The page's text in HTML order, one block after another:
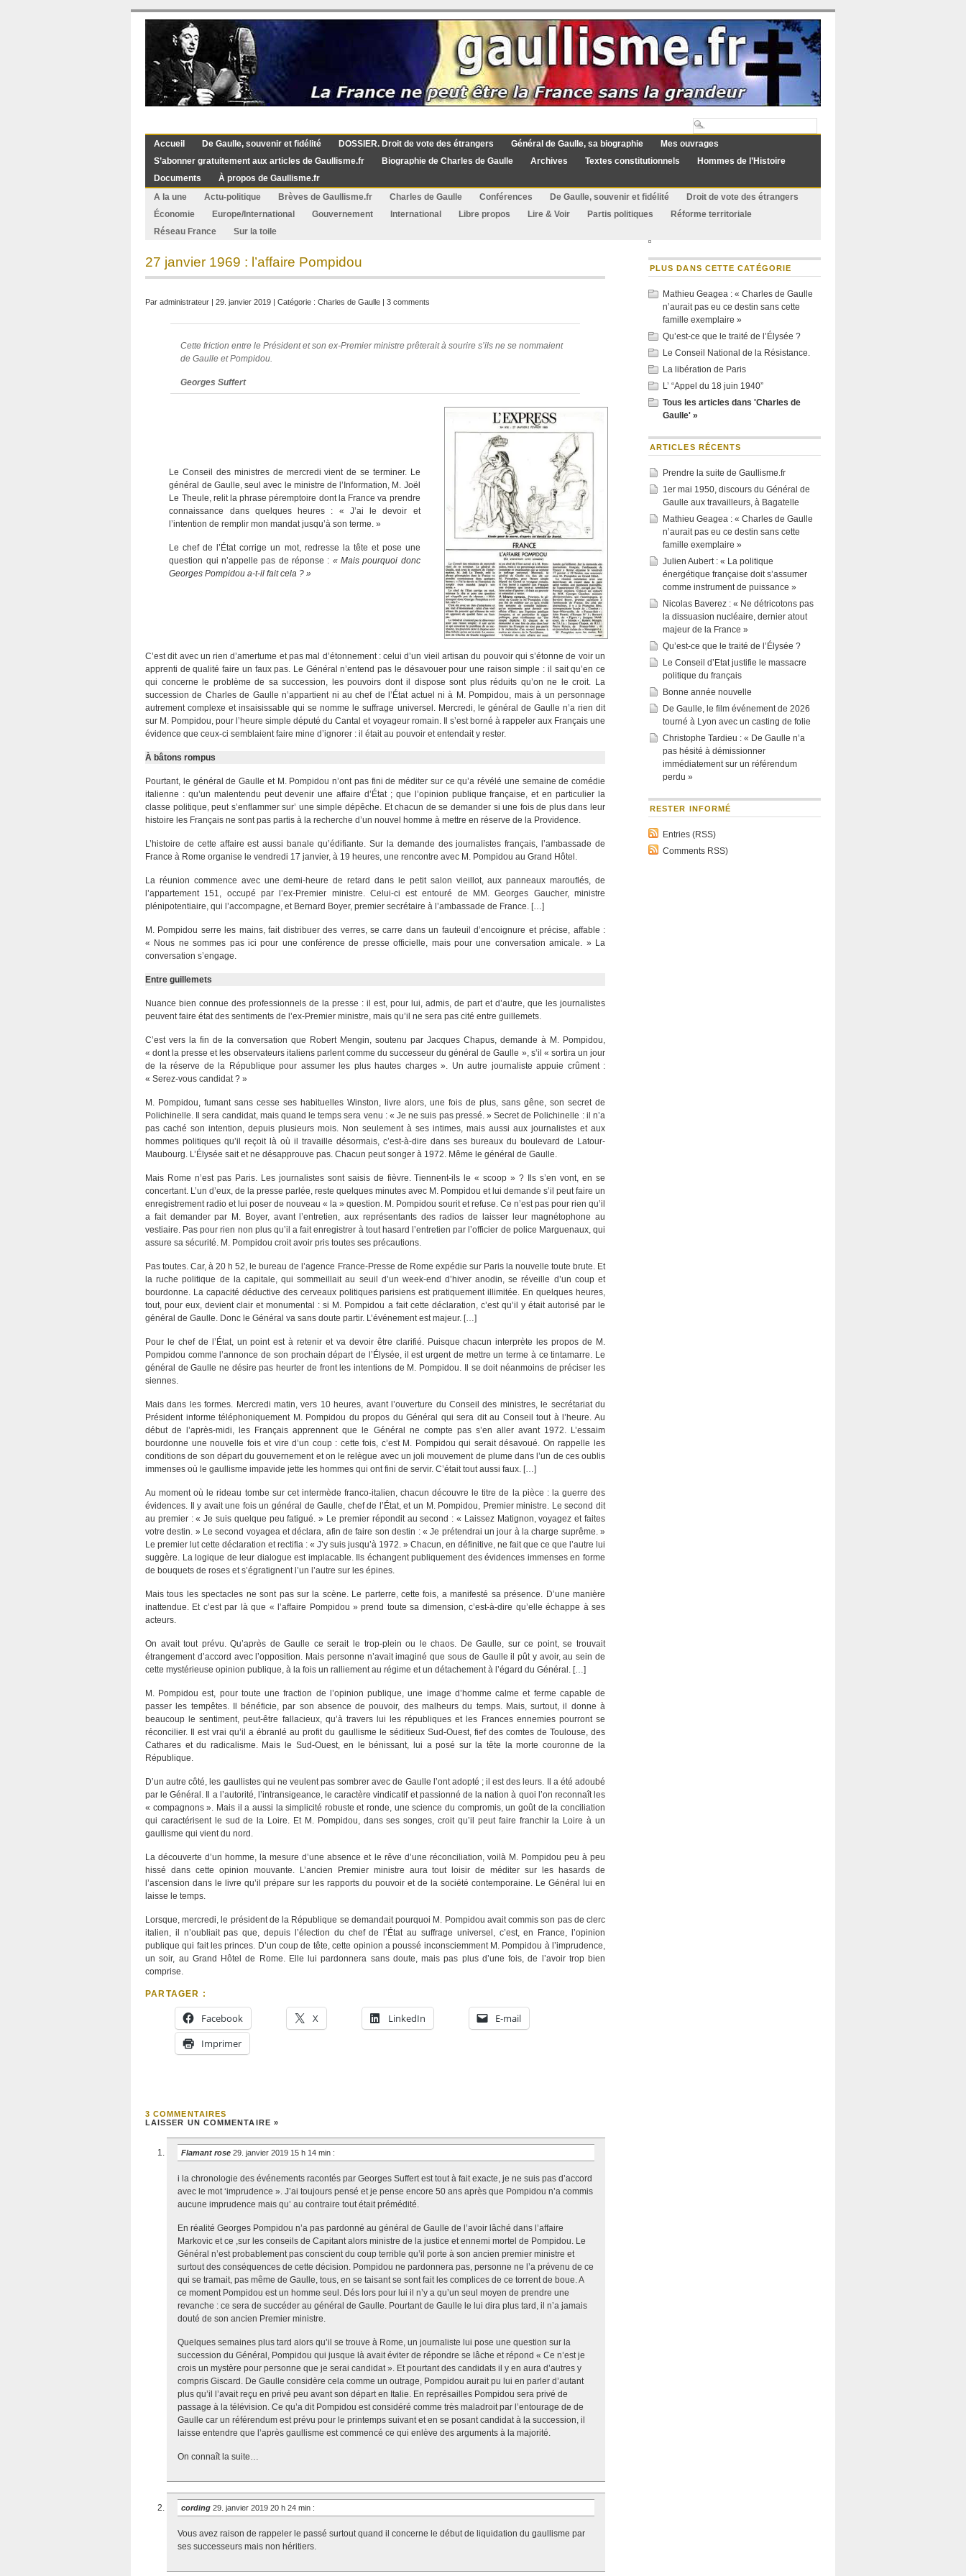
Accueil De Gaulle, souvenir et fidélité DOSSIER. Droit de vote des étrangers Général de Gaulle, sa biographie
Mes ouvrages
S’abonner gratuitement aux articles de Gaullisme.fr
Biographie de Charles de Gaulle Archives Textes constitutionnels
Hommes de l’Histoire
Documents
À propos de Gaullisme.fr
A la une
Actu-politique Brèves de Gaullisme.fr Charles de Gaulle Conférences De Gaulle, souvenir et fidélité
Droit de vote des étrangers
Économie
Europe/International Gouvernement International Libre propos Lire & Voir Partis politiques
Réforme territoriale
Réseau France
Sur la toile
27 janvier 1969 : l’affaire Pompidou
Par administrateur | 29. janvier 2019 | Catégorie : Charles de Gaulle | 3 comments
Cette friction entre le Président et son ex-Premier ministre prêterait à sourire s’ils ne se nommaient
de Gaulle et Pompidou.
Georges Suffert
Le Conseil des ministres de mercredi vient de se terminer. Le
général de Gaulle, seul avec le ministre de l’Information, M. Joël
Le Theule, relit la phrase péremptoire dont la France va prendre
connaissance dans quelques heures : « J’ai le devoir et
l’intention de remplir mon mandat jusqu’à son terme. »
Le chef de l’État corrige un mot, redresse la tête et pose une
question qui n’appelle pas de réponse : « Mais pourquoi donc
Georges Pompidou a-t-il fait cela ? »
C’est dit avec un rien d’amertume et pas mal d’étonnement : celui d’un vieil artisan du pouvoir qui s’étonne de voir un
apprenti de qualité faire un faux pas. Le Général n’entend pas le désavouer pour une raison simple : il sait qu’en ce
qui concerne le problème de sa succession, les pouvoirs dont il dispose sont plus réduits qu’on ne le croit. La
succession de Charles de Gaulle n’appartient ni au chef de l’État actuel ni à M. Pompidou, mais à un personnage
autrement complexe et insaisissable qui se nomme le suffrage universel. Mercredi, le général de Gaulle n’a rien dit
sur M. Pompidou, pour l’heure simple député du Cantal et voyageur romain. Il s’est borné à rappeler aux Français une
évidence que ceux-ci semblaient faire mine d’ignorer : il était au pouvoir et entendait y rester.
À bâtons rompus
Pourtant, le général de Gaulle et M. Pompidou n’ont pas fini de méditer sur ce qu’a révélé une semaine de comédie
italienne : qu’un malentendu peut devenir une affaire d’État ; que l’opinion publique française, et en particulier la
classe politique, peut s’enflammer sur’ une simple dépêche. Et chacun de se demander si une fois de plus dans leur
histoire les Français ne sont pas partis à la recherche d’un nouvel homme à mettre en réserve de la Providence.
L’histoire de cette affaire est aussi banale qu’édifiante. Sur la demande des journalistes français, l’ambassade de
France à Rome organise le vendredi 17 janvier, à 19 heures, une rencontre avec M. Pompidou au Grand Hôtel.
La réunion commence avec une demi-heure de retard dans le petit salon vieillot, aux panneaux marouflés, de
l’appartement 151, occupé par l’ex-Premier ministre. Celui-ci est entouré de MM. Georges Gaucher, ministre
plénipotentiaire, qui l’accompagne, et Bernard Boyer, premier secrétaire à l’ambassade de France. […]
M. Pompidou serre les mains, fait distribuer des verres, se carre dans un fauteuil d’encoignure et précise, affable :
« Nous ne sommes pas ici pour une conférence de presse officielle, mais pour une conversation amicale. » La
conversation s’engage.
Entre guillemets
Nuance bien connue des professionnels de la presse : il est, pour lui, admis, de part et d’autre, que les journalistes
peuvent faire état des sentiments de l’ex-Premier ministre, mais qu’il ne sera pas cité entre guillemets.
C’est vers la fin de la conversation que Robert Mengin, soutenu par Jacques Chapus, demande à M. Pompidou,
« dont la presse et les observateurs italiens parlent comme du successeur du général de Gaulle », s’il « sortira un jour
de la réserve de la République pour assumer les plus hautes charges ». Un autre journaliste appuie crûment :
« Serez-vous candidat ? »
M. Pompidou, fumant sans cesse ses habituelles Winston, livre alors, une fois de plus, sans gêne, son secret de
Polichinelle. Il sera candidat, mais quand le temps sera venu : « Je ne suis pas pressé. » Secret de Polichinelle : il n’a
pas caché son intention, depuis plusieurs mois. Non seulement à ses intimes, mais aussi aux journalistes et aux
hommes politiques qu’il reçoit là où il travaille désormais, c’est-à-dire dans ses bureaux du boulevard de Latour-
Maubourg. L’Élysée sait et ne désapprouve pas. Chacun peut songer à 1972. Même le général de Gaulle.
Mais Rome n’est pas Paris. Les journalistes sont saisis de fièvre. Tiennent-ils le « scoop » ? Ils s’en vont, en se
concertant. L’un d’eux, de la presse parlée, reste quelques minutes avec M. Pompidou et lui demande s’il peut faire un
enregistrement radio et lui poser de nouveau « la » question. M. Pompidou sourit et refuse. Ce n’est pas pour rien qu’il
a fait demander par M. Boyer, avant l’entretien, aux représentants des radios de laisser leur magnétophone au
vestiaire. Pas pour rien non plus qu’il a fait enregistrer à tout hasard l’entretien par l’officier de police Marguenaux, qui
assure sa sécurité. M. Pompidou croit avoir pris toutes ses précautions.
Pas toutes. Car, à 20 h 52, le bureau de l’agence France-Presse de Rome expédie sur Paris la nouvelle toute brute. Et
la ruche politique de la capitale, qui sommeillait au seuil d’un week-end d’hiver anodin, se réveille d’un coup et
bourdonne. La capacité déductive des cerveaux politiques parisiens est pratiquement illimitée. En quelques heures,
tout, pour eux, devient clair et monumental : si M. Pompidou a fait cette déclaration, c’est qu’il y était autorisé par le
général de Gaulle. Donc le Général va sans doute partir. L’événement est majeur. […]
Pour le chef de l’État, un point est à retenir et va devoir être clarifié. Puisque chacun interprète les propos de M.
Pompidou comme l’annonce de son prochain départ de l’Élysée, il est urgent de mettre un terme à ce tintamarre. Le
général de Gaulle ne désire pas heurter de front les intentions de M. Pompidou. Il se doit néanmoins de préciser les
siennes.
Mais dans les formes. Mercredi matin, vers 10 heures, avant l’ouverture du Conseil des ministres, le secrétariat du
Président informe téléphoniquement M. Pompidou du propos du Général qui sera dit au Conseil tout à l’heure. Au
début de l’après-midi, les Français apprennent que le Général ne compte pas s’en aller avant 1972. L’essaim
bourdonne une nouvelle fois et vire d’un coup : cette fois, c’est M. Pompidou qui serait désavoué. On rappelle les
conditions de son départ du gouvernement et on le relègue avec un joli mouvement de plume dans l’un de ces oublis
immenses où le gaullisme impavide jette les hommes qui ont fini de servir. C’était tout aussi faux. […]
Au moment où le rideau tombe sur cet intermède franco-italien, chacun découvre le titre de la pièce : la guerre des
évidences. Il y avait une fois un général de Gaulle, chef de l’État, et un M. Pompidou, Premier ministre. Le second dit
au premier : « Je suis quelque peu fatigué. » Le premier répondit au second : « Laissez Matignon, voyagez et faites
votre destin. » Le second voyagea et déclara, afin de faire son destin : « Je prétendrai un jour à la charge suprême. »
Le premier lut cette déclaration et rectifia : « J’y suis jusqu’à 1972. » Chacun, en définitive, ne fait que ce que l’autre lui
suggère. La logique de leur dialogue est implacable. Ils échangent publiquement des évidences immenses en forme
de bouquets de roses et s’égratignent l’un l’autre sur les épines.
Mais tous les spectacles ne sont pas sur la scène. Le parterre, cette fois, a manifesté sa présence. D’une manière
inattendue. Et c’est par là que « l’affaire Pompidou » prend toute sa dimension, c’est-à-dire qu’elle échappe à ses
acteurs.
On avait tout prévu. Qu’après de Gaulle ce serait le trop-plein ou le chaos. De Gaulle, sur ce point, se trouvait
étrangement d’accord avec l’opposition. Mais personne n’avait imaginé que sous de Gaulle il pût y avoir, au sein de
cette mystérieuse opinion publique, à la fois un ralliement au régime et un détachement à l’égard du Général. […]
M. Pompidou est, pour toute une fraction de l’opinion publique, une image d’homme calme et ferme capable de
passer les tempêtes. Il bénéficie, par son absence de pouvoir, des malheurs du temps. Mais, surtout, il donne à
beaucoup le sentiment, peut-être fallacieux, qu’à travers lui les républiques et les Frances ennemies pourront se
réconcilier. Il est vrai qu’il a ébranlé au profit du gaullisme le séditieux Sud-Ouest, fief des comtes de Toulouse, des
Cathares et du radicalisme. Mais le Sud-Ouest, en le bénissant, lui a posé sur la tête la morte couronne de la
République.
D’un autre côté, les gaullistes qui ne veulent pas sombrer avec de Gaulle l’ont adopté ; il est des leurs. Il a été adoubé
par le Général. Il a l’autorité, l’intransigeance, le caractère vindicatif et passionné de la nation à quoi l’on reconnaît les
« compagnons ». Mais il a aussi la simplicité robuste et ronde, une science du compromis, un goût de la conciliation
qui caractérisent le sud de la Loire. Et M. Pompidou, dans ses songes, croit qu’il peut faire franchir la Loire à un
gaullisme qui vient du nord.
La découverte d’un homme, la mesure d’une absence et le rêve d’une réconciliation, voilà M. Pompidou peu à peu
hissé dans cette opinion mouvante. L’ancien Premier ministre aura tout loisir de méditer sur les hasards de
l’ascension dans le livre qu’il prépare sur les rapports du pouvoir et de la société contemporaine. Le Général lui en
laisse le temps.
Lorsque, mercredi, le président de la République se demandait pourquoi M. Pompidou avait commis son pas de clerc
italien, il n’oubliait pas que, depuis l’élection du chef de l’État au suffrage universel, c’est, en France, l’opinion
publique qui fait les princes. D’un coup de tête, cette opinion a poussé inconsciemment M. Pompidou à l’imprudence,
un soir, au Grand Hôtel de Rome. Elle lui pardonnera sans doute, mais pas plus d’une fois, de l’avoir trop bien
comprise.
PARTAGER :
Facebook X LinkedIn
E-mail
Imprimer
3 COMMENTAIRES
LAISSER UN COMMENTAIRE »
Flamant rose 29. janvier 2019 15 h 14 min :
i la chronologie des événements racontés par Georges Suffert est tout à fait exacte, je ne suis pas d’accord
avec le mot ‘imprudence ». J’ai toujours pensé et je pense encore 50 ans après que Pompidou n’a commis
aucune imprudence mais qu’ au contraire tout était prémédité.
En réalité Georges Pompidou n’a pas pardonné au général de Gaulle de l’avoir lâché dans l’affaire
Markovic et ce ,sur les conseils de Capitant alors ministre de la justice et ennemi mortel de Pompidou. Le
Général n’est probablement pas conscient du coup terrible qu’il porte à son ancien premier ministre et
surtout des conséquences de cette décision. Pompidou ne pardonnera pas, personne ne l’a prévenu de ce
qui se tramait, pas même de Gaulle, tous, en se taisant se sont fait les complices de ce torrent de boue. A
ce moment Pompidou est un homme seul. Dés lors pour lui il n’y a qu’un seul moyen de prendre une
revanche : ce sera de succéder au général de Gaulle. Pourtant de Gaulle le lui dira plus tard, il n’a jamais
douté de son ancien Premier ministre.
Quelques semaines plus tard alors qu’il se trouve à Rome, un journaliste lui pose une question sur la
succession du Général, Pompidou qui jusque là avait éviter de répondre se lâche et répond « Ce n’est je
crois un mystère pour personne que je serai candidat ». Et pourtant des candidats il y en aura d’autres y
compris Giscard. De Gaulle considère cela comme un outrage, Pompidou aurait pu lui en parler d’autant
plus qu’il l’avait reçu en privé peu avant son départ en Italie. En représailles Pompidou sera privé de
passage à la télévision. Ce qu’a dit Pompidou est considéré comme très maladroit par l’entourage de de
Gaulle car un référendum est prévu pour le printemps suivant et en se posant candidat à la succession, il
laisse entendre que l’après gaullisme est commencé ce qui enlève des arguments à la majorité.
On connaît la suite…
cording 29. janvier 2019 20 h 24 min :
Vous avez raison de rappeler le passé surtout quand il concerne le début de liquidation du gaullisme par
ses successeurs mais non héritiers.
PLUS DANS CETTE CATÉGORIE
Mathieu Geagea : « Charles de Gaulle
n’aurait pas eu ce destin sans cette
famille exemplaire »
Qu’est-ce que le traité de l’Élysée ?
Le Conseil National de la Résistance.
La libération de Paris
L’ “Appel du 18 juin 1940”
Tous les articles dans 'Charles de
Gaulle' »
ARTICLES RÉCENTS
Prendre la suite de Gaullisme.fr
1er mai 1950, discours du Général de
Gaulle aux travailleurs, à Bagatelle
Mathieu Geagea : « Charles de Gaulle
n’aurait pas eu ce destin sans cette
famille exemplaire »
Julien Aubert : « La politique
énergétique française doit s’assumer
comme instrument de puissance »
Nicolas Baverez : « Ne détricotons pas
la dissuasion nucléaire, dernier atout
majeur de la France »
Qu’est-ce que le traité de l’Élysée ?
Le Conseil d’Etat justifie le massacre
politique du français
Bonne année nouvelle
De Gaulle, le film événement de 2026
tourné à Lyon avec un casting de folie
Christophe Tardieu : « De Gaulle n’a
pas hésité à démissionner
immédiatement sur un référendum
perdu »
RESTER INFORMÉ
Entries (RSS)
Comments RSS)